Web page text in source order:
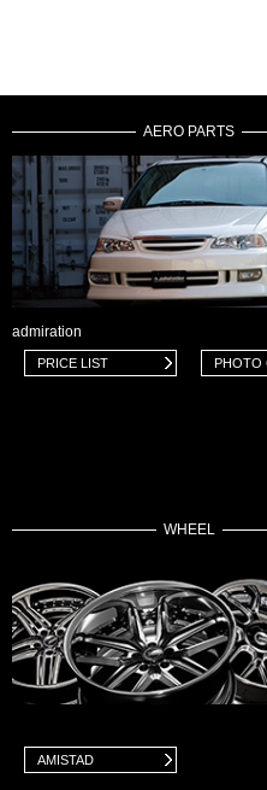
AERO PARTS
admiration
PRICE LIST PHOTO
WHEEL
AMISTAD